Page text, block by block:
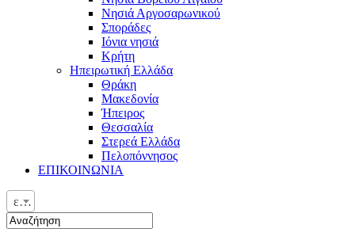
Νησιά Αργοσαρωνικού
Σποράδες
Ιόνια νησιά
Κρήτη
Ηπειρωτική Ελλάδα
Θράκη
Μακεδονία
Ήπειρος
Θεσσαλία
Στερεά Ελλάδα
Πελοπόννησος
ΕΠΙΚΟΙΝΩΝΙΑ
ελ